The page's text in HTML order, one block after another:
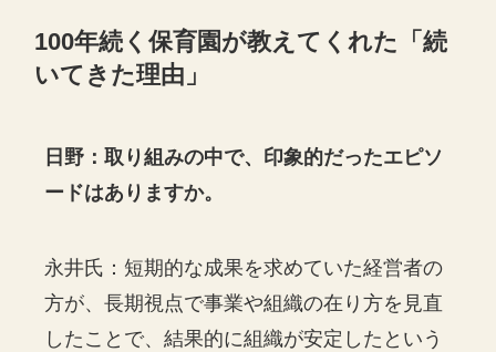
100年続く保育園が教えてくれた「続
いてきた理由」
日野：取り組みの中で、印象的だったエピソ
ードはありますか。
永井氏：短期的な成果を求めていた経営者の
方が、長期視点で事業や組織の在り方を見直
したことで、結果的に組織が安定したという